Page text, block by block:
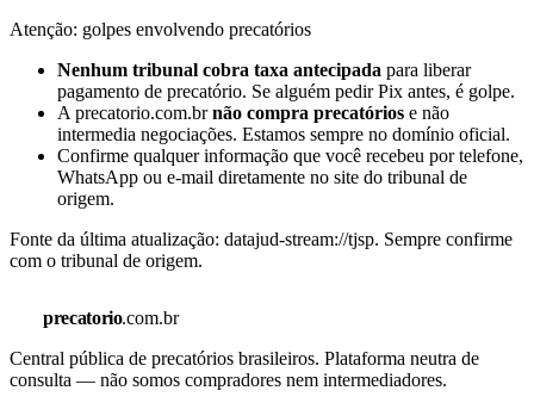
Atenção: golpes envolvendo precatórios
Nenhum tribunal cobra taxa antecipada para liberar
pagamento de precatório. Se alguém pedir Pix antes, é golpe.
A precatorio.com.brnão compra precatórios e não
intermedia negociações. Estamos sempre no domínio oficial.
Confirme qualquer informação que você recebeu por telefone,
WhatsApp ou e-mail diretamente no site do tribunal de
origem.
Fonte da última atualização: datajud-stream://tjsp. Sempre confirme
com o tribunal de origem.
precatorio.com.br
Central pública de precatórios brasileiros. Plataforma neutra de
consulta — não somos compradores nem intermediadores.